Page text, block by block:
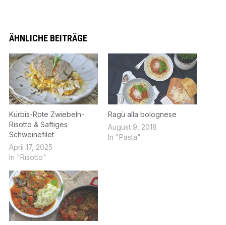
ÄHNLICHE BEITRÄGE
Kürbis-Rote Zwiebeln-
Risotto & Saftiges
Schweinefilet
April 17, 2025
In "Risotto"
Ragù alla bolognese
August 9, 2018
In "Pasta"